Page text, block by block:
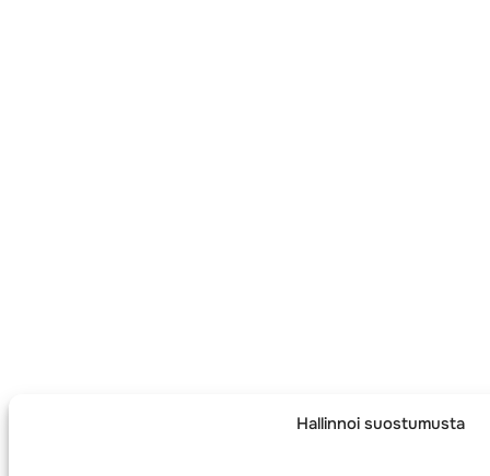
Hallinnoi suostumusta